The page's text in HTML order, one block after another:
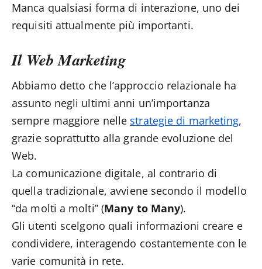
Manca qualsiasi forma di interazione, uno dei
requisiti attualmente più importanti.
Il Web Marketing
Abbiamo detto che l’approccio relazionale ha
assunto negli ultimi anni un’importanza
sempre maggiore nelle strategie di marketing,
grazie soprattutto alla grande evoluzione del
Web.
La comunicazione digitale, al contrario di
quella tradizionale, avviene secondo il modello
“da molti a molti” (Many to Many).
Gli utenti scelgono quali informazioni creare e
condividere, interagendo costantemente con le
varie comunità in rete.